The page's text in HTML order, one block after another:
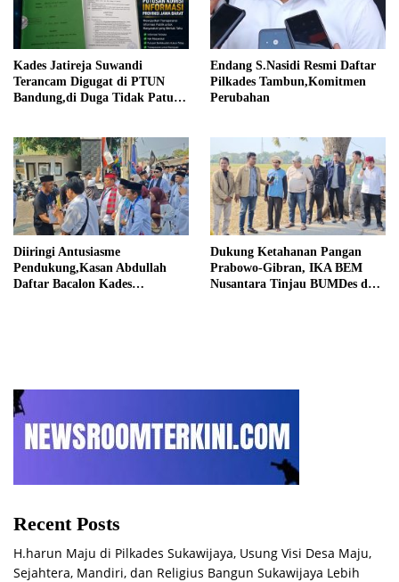
Kades Jatireja Suwandi
Terancam Digugat di PTUN
Bandung,di Duga Tidak Patuhi
Endang S.Nasidi Resmi Daftar
Pilkades Tambun,Komitmen
Perubahan
Diiringi Antusiasme
Pendukung,Kasan Abdullah
Daftar Bacalon Kades
Dukung Ketahanan Pangan
Prabowo-Gibran, IKA BEM
Nusantara Tinjau BUMDes dan
Recent Posts
H.harun Maju di Pilkades Sukawijaya, Usung Visi Desa Maju,
Sejahtera, Mandiri, dan Religius Bangun Sukawijaya Lebih